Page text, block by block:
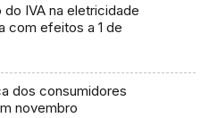
do IVA na eletricidade
com efeitos a 1 de
dos consumidores
novembro